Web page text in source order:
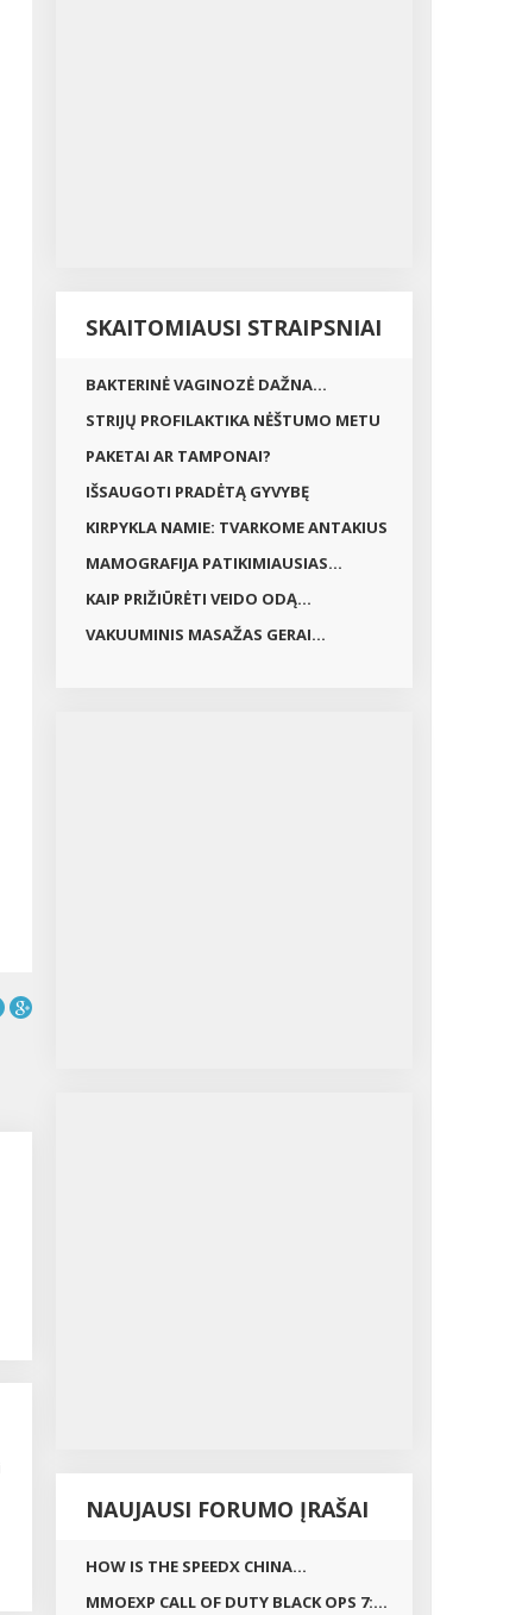
SKAITOMIAUSI STRAIPSNIAI
BAKTERINĖ VAGINOZĖ DAŽNA...
STRIJŲ PROFILAKTIKA NĖŠTUMO METU
PAKETAI AR TAMPONAI?
IŠSAUGOTI PRADĖTĄ GYVYBĘ
KIRPYKLA NAMIE: TVARKOME ANTAKIUS
MAMOGRAFIJA PATIKIMIAUSIAS...
KAIP PRIŽIŪRĖTI VEIDO ODĄ...
VAKUUMINIS MASAŽAS GERAI...
NAUJAUSI FORUMO ĮRAŠAI
HOW IS THE SPEEDX CHINA...
MMOEXP CALL OF DUTY BLACK OPS 7:...